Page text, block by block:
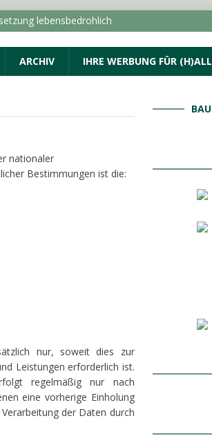
lebensbedrohlich
im Sommer 2026
ARCHIV IHRE WERBUNG FÜR
nationaler
Bestimmungen ist die:
nur, soweit dies zur
Leistungen erforderlich ist.
regelmäßig nur nach
eine vorherige Einholung
der Daten durch